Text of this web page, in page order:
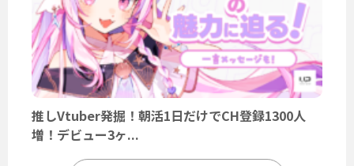
推しVtuber発掘！朝活1日だけでCH登録1300人
増！デビュー3ヶ...